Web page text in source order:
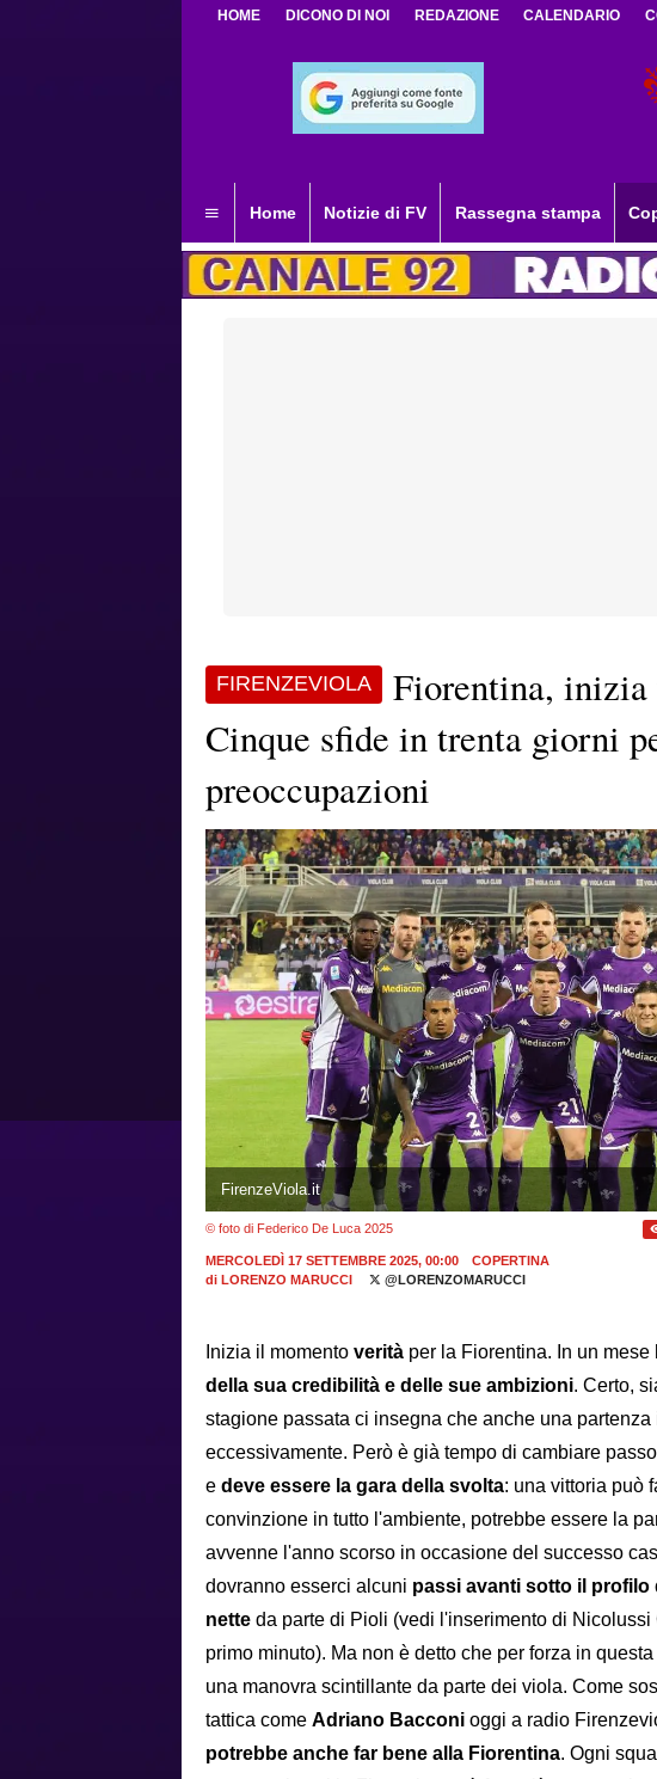
HOME DICONO DI NOI REDAZIONE CALENDARIO
Home Notizie di FV Rassegna stampa
FIRENZEVIOLA
Fiorentina, inizia
Cinque sfide in trenta giorni
preoccupazioni
FirenzeViola.it
© foto di Federico De Luca 2025
MERCOLEDÌ 17 SETTEMBRE 2025, 00:00
COPERTINA
di LORENZO MARUCCI @LORENZOMARUCCI
Inizia il momento verità per la Fiorentina. In un mese
della sua credibilità e delle sue ambizioni. Certo,
stagione passata ci insegna che anche una partenza
eccessivamente. Però è già tempo di cambiare
e deve essere la gara della svolta: una vittoria può
convinzione in tutto l'ambiente, potrebbe essere la
avvenne l'anno scorso in occasione del successo
dovranno esserci alcuni passi avanti sotto il profilo
nette da parte di Pioli (vedi l'inserimento di Nicolussi
primo minuto). Ma non è detto che per forza in
una manovra scintillante da parte dei viola. Come
tattica come Adriano Bacconi oggi a radio
potrebbe anche far bene alla Fiorentina. Ogni